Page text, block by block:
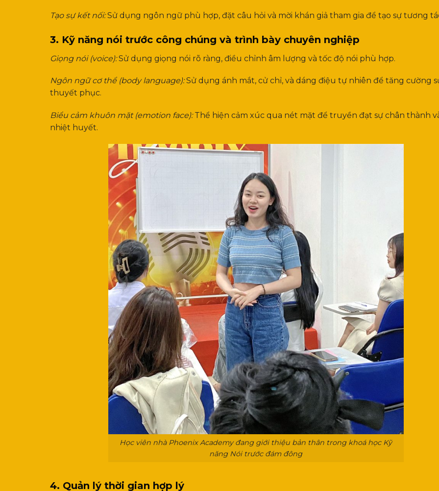
Tạo sự kết nối:Sử dụng ngôn ngữ phù hợp, đặt câu hỏi và mời khán giả tham gia để tạo sự tương
3. Kỹ năng nói trước công chúng và trình bày chuyên nghiệp
Giọng nói (voice):Sử dụng giọng nói rõ ràng, điều chỉnh âm lượng và tốc độ nói phù hợp.
Ngôn ngữ cơ thể (body language):Sử dụng ánh mắt, cử chỉ, và dáng điệu tự nhiên để tăng cường
thuyết phục.
Biểu cảm khuôn mặt (emotion face):Thể hiện cảm xúc qua nét mặt để truyền đạt sự chân thành
nhiệt huyết.
Học viên nhà Phoenix Academy đang giới thiệu bản thân trong khoá học Kỹ
năng Nói trước đám đông
4. Quản lý thời gian hợp lý